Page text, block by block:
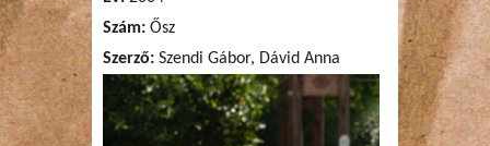
Szám: Ősz
Szerző: Szendi Gábor, Dávid Anna